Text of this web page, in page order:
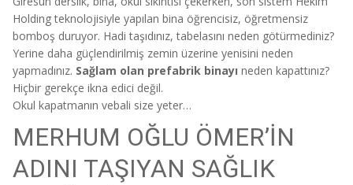
Holding teknolojisiyle yapılan bina öğrencisiz, öğretmensiz
bomboş duruyor. Hadi taşıdınız, tabelasını neden götürmediniz?
Yerine daha güçlendirilmiş zemin üzerine yenisini neden
yapmadınız. Sağlam olan prefabrik binayı neden kapattınız?
Hiçbir gerekçe ikna edici değil.
Okul kapatmanın vebali size yeter…
MERHUM OĞLU ÖMER’İN
ADINI TAŞIYAN SAĞLIK